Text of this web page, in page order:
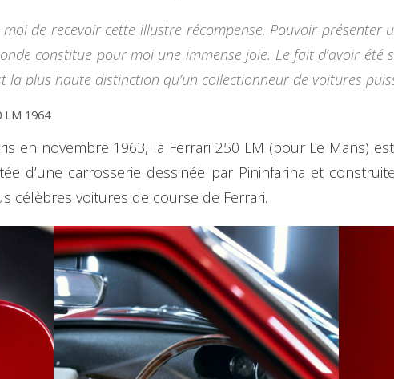
de recevoir cette illustre récompense. Pouvoir présenter
constitue pour moi une immense joie. Le fait d’avoir été
la plus haute distinction qu’un collectionneur de voitures
LM 1964
en novembre 1963, la Ferrari 250 LM (pour Le Mans)
d’une carrosserie dessinée par Pininfarina et
célèbres voitures de course de Ferrari.